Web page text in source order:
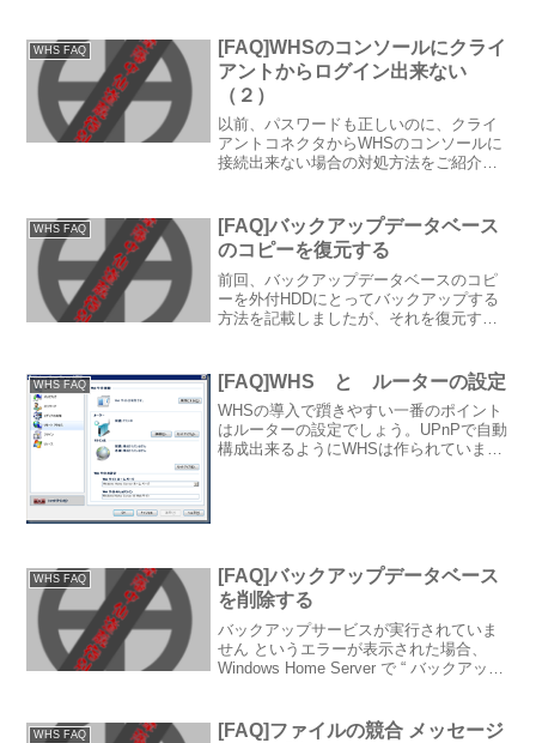
administrator パスワード：でリモートデ
スクトップ接続...
WHS FAQ
[FAQ]WHSのコンソールにクライ
アントからログイン出来ない
（２）
以前、パスワードも正しいのに、クライ
アントコネクタからWHSのコンソールに
接続出来ない場合の対処方法をご紹介し
す。注意： レジストリの操作は危険です
ので、バックアップをと...
WHS FAQ
[FAQ]バックアップデータベース
のコピーを復元する
前回、バックアップデータベースのコピ
ーを外付HDDにとってバックアップする
方法を記載しましたが、それを復元する
ーの記憶域には追加しません） WHSにリ
モートデスクト...
WHS FAQ [FAQ]WHS と ルーターの設定
WHSの導入で躓きやすい一番のポイント
はルーターの設定でしょう。UPnPで自動
構成出来るようにWHSは作られています
WHS FAQ
[FAQ]バックアップデータベース
を削除する
バックアップサービスが実行されていま
せん というエラーが表示された場合、
Windows Home Server で “ バックアップ
に従って、対策を実施します。...
WHS FAQ
[FAQ]ファイルの競合 メッセージ